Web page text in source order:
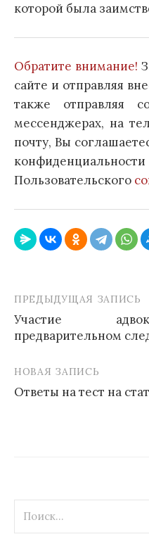
которой была
Обратите внимание!
сайте и отправляя
также отправляя
мессенджерах, на
почту, Вы
Пользовательского
Навигация
по
ПРЕДЫДУЩАЯ ЗАПИСЬ
Участие
предварительном
НОВАЯ ЗАПИСЬ
Ответы на тест на